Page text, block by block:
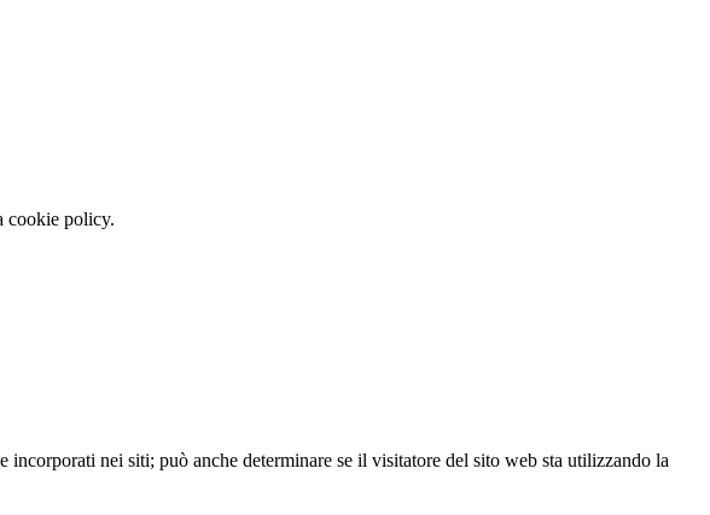
cookie policy.
nei siti; può anche determinare se il visitatore del sito web sta utilizzando la